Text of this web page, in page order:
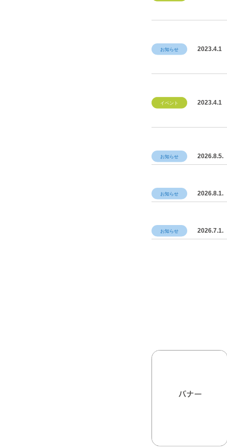
2023.4.1
2023.4.1
2026.8.5.
2026.8.1.
2026.7.1.